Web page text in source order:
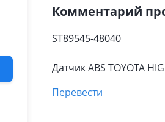
Комментарий
ST89545-48040
Датчик ABS TOYOTA
Перевести